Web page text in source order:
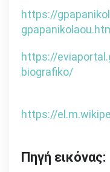
https://
https://
biografiko/
https://
Πηγή εικόνας: